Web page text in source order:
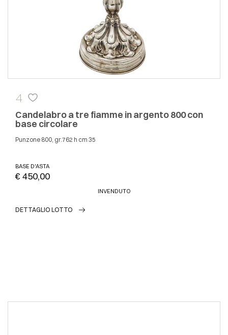
4
Candelabro a tre fiamme in argento 800 con
base circolare
Punzone 800, gr.762 h cm 35
BASE D'ASTA
€ 450,00
INVENDUTO
DETTAGLIO LOTTO